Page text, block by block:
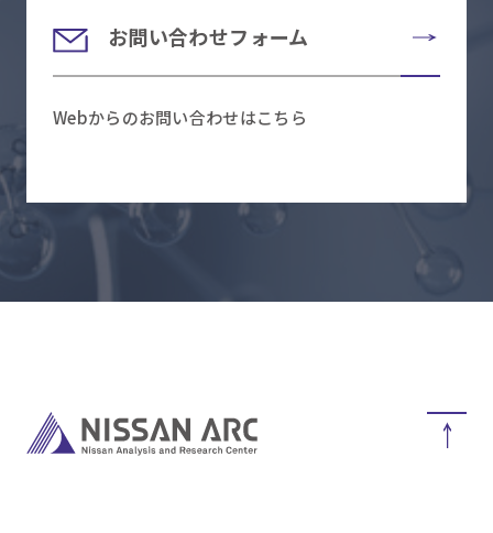
お問い合わせフォーム
Webからのお問い合わせはこちら